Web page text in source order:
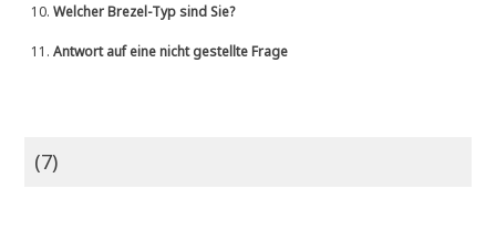
10.Welcher Brezel-Typ sind Sie?
11.Antwort auf eine nicht gestellte Frage
(7)